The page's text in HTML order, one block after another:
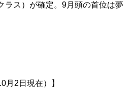
ラス）が確定。9月頭の首位は夢
月2日現在）】